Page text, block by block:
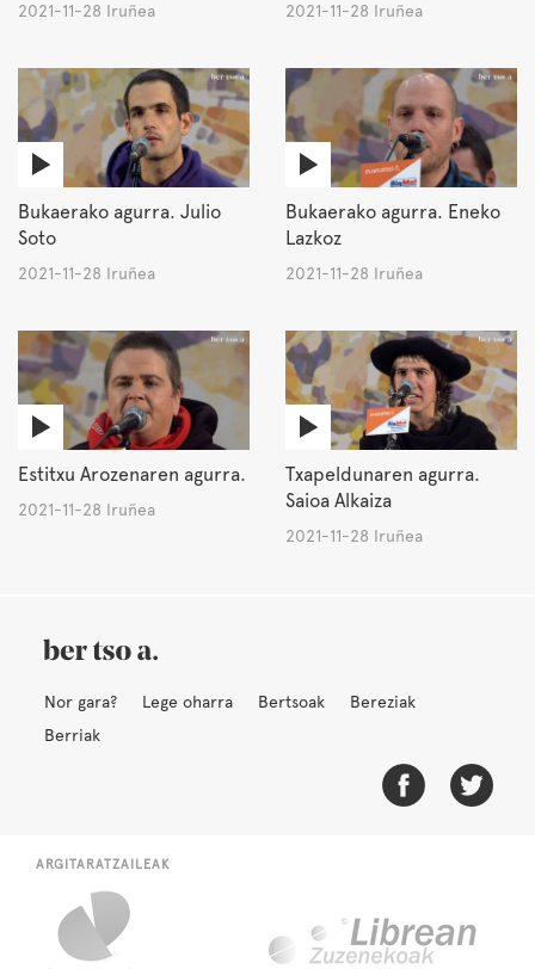
2021-11-28 Iruñea 2021-11-28 Iruñea
Bukaerako agurra. Julio
Soto
2021-11-28 Iruñea
Bukaerako agurra. Eneko
Lazkoz
2021-11-28 Iruñea
Estitxu Arozenaren agurra.
2021-11-28 Iruñea
Txapeldunaren agurra.
Saioa Alkaiza
2021-11-28 Iruñea
Nor gara? Lege oharra Bertsoak
Bereziak
Berriak
ARGITARATZAILEAK